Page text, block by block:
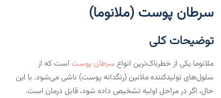
سرطان پوست (ملانوما)
توضیحات کلی
ملانوما یکی از خطرناک‌ترین انواع سرطان پوست است که از
سلول‌های تولیدکننده ملانین (رنگدانه پوست) ناشی می‌شود. با این
حال، اگر در مراحل اولیه تشخیص داده شود، قابل درمان است.